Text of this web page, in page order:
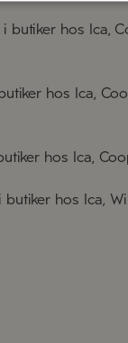
butiker hos Ica,
hos Ica,
hos Ica,
hos Ica,